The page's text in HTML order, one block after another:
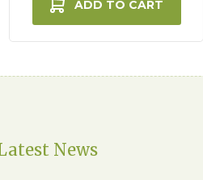
ADD TO CART
News